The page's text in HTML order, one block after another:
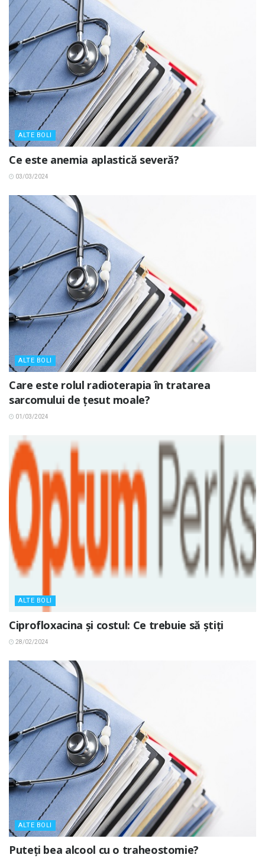
ALTE BOLI
Ce este anemia aplastică severă?
03/03/2024
ALTE BOLI
Care este rolul radioterapia în tratarea
sarcomului de țesut moale?
01/03/2024
ALTE BOLI
Ciprofloxacina și costul: Ce trebuie să știți
28/02/2024
ALTE BOLI
Puteți bea alcool cu ​​o traheostomie?